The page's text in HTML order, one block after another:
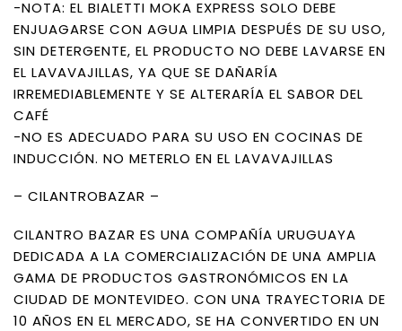
-NOTA: EL BIALETTI MOKA EXPRESS SOLO DEBE
ENJUAGARSE CON AGUA LIMPIA DESPUÉS DE SU USO,
SIN DETERGENTE, EL PRODUCTO NO DEBE LAVARSE EN
EL LAVAVAJILLAS, YA QUE SE DAÑARÍA
IRREMEDIABLEMENTE Y SE ALTERARÍA EL SABOR DEL
CAFÉ
-NO ES ADECUADO PARA SU USO EN COCINAS DE
INDUCCIÓN. NO METERLO EN EL LAVAVAJILLAS
– CILANTROBAZAR –
CILANTRO BAZAR ES UNA COMPAÑÍA URUGUAYA
DEDICADA A LA COMERCIALIZACIÓN DE UNA AMPLIA
GAMA DE PRODUCTOS GASTRONÓMICOS EN LA
CIUDAD DE MONTEVIDEO. CON UNA TRAYECTORIA DE
10 AÑOS EN EL MERCADO, SE HA CONVERTIDO EN UN